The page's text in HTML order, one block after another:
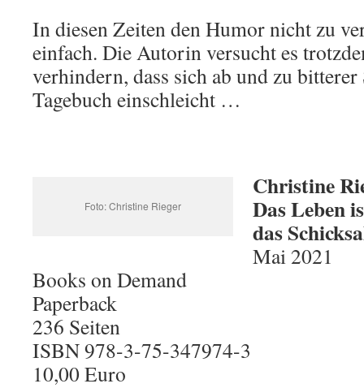
In diesen Zeiten den Humor nicht zu
einfach. Die Autorin versucht es
verhindern, dass sich ab und zu
Tagebuch einschleicht …
Foto: Christine Rieger
Christine
Das Leben
das
Mai 2021
Books on Demand
Paperback
236 Seiten
ISBN 978-3-75-347974-3
10,00 Euro